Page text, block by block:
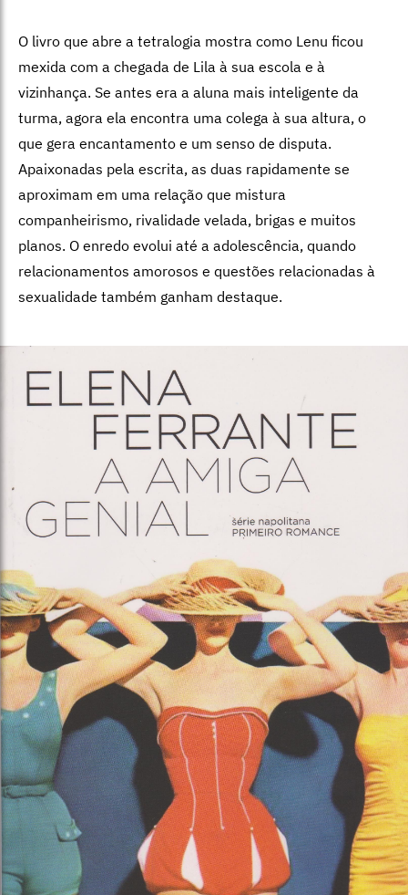
O livro que abre a tetralogia mostra como Lenu ficou
mexida com a chegada de Lila à sua escola e à
vizinhança. Se antes era a aluna mais inteligente da
turma, agora ela encontra uma colega à sua altura, o
que gera encantamento e um senso de disputa.
Apaixonadas pela escrita, as duas rapidamente se
aproximam em uma relação que mistura
companheirismo, rivalidade velada, brigas e muitos
planos. O enredo evolui até a adolescência, quando
relacionamentos amorosos e questões relacionadas à
sexualidade também ganham destaque.